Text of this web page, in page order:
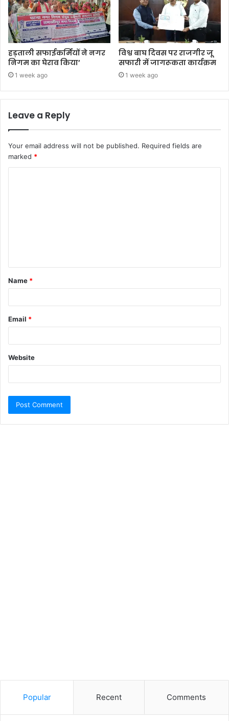
हड़ताली सफाईकर्मियों ने नगर
निगम का घेराव किया’
1 week ago
विश्व बाघ दिवस पर राजगीर जू
सफारी में जागरूकता कार्यक्रम
1 week ago
Leave a Reply
Your email address will not be published. Required fields are
marked *
Name *
Email *
Website
Popular Recent Comments